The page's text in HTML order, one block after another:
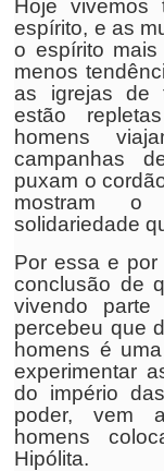
Hoje
espírito, e as
o espírito
menos
as igrejas de
estão
homens
campanhas
puxam o
mostram o
solidariedade
Por essa e por
conclusão de
vivendo
percebeu que
homens é
experimentar
do império
poder, vem
homens
Hipólita.